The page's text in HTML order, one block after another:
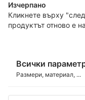
Изчерпанo
Кликнете върху
продуктът отново е
Всички
Размери, материал, ...